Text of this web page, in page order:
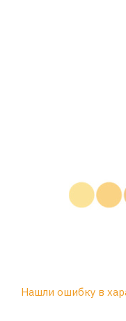
Нашли ошибку в